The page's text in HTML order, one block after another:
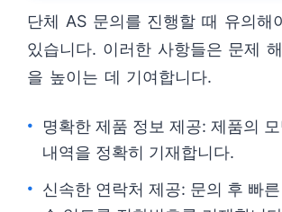
단체 AS 문의를 진행할 때 유의해
있습니다. 이러한 사항들은 문제
을 높이는 데 기여합니다.
명확한 제품 정보 제공: 제품의
내역을 정확히 기재합니다.
신속한 연락처 제공: 문의 후 빠